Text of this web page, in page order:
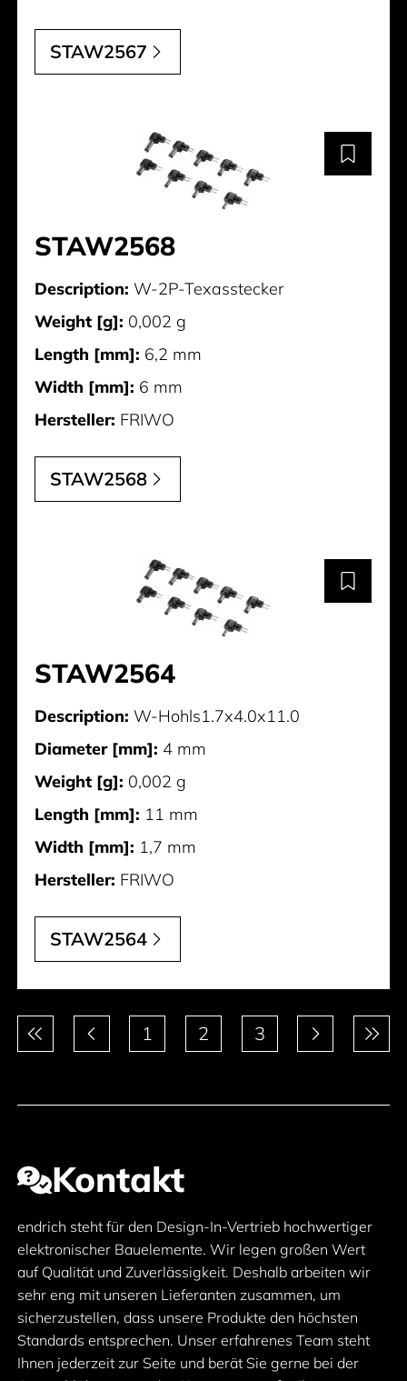
STAW2567
STAW2568
Description: W-2P-Texasstecker
Weight [g]: 0,002 g
Length [mm]: 6,2 mm
Width [mm]: 6 mm
Hersteller: FRIWO
STAW2568
STAW2564
Description: W-Hohls1.7x4.0x11.0
Diameter [mm]: 4 mm
Weight [g]: 0,002 g
Length [mm]: 11 mm
Width [mm]: 1,7 mm
Hersteller: FRIWO
STAW2564
Paginierung 1 2 3
Kontakt
endrich steht für den Design-In-Vertrieb hochwertiger
elektronischer Bauelemente. Wir legen großen Wert
auf Qualität und Zuverlässigkeit. Deshalb arbeiten wir
sehr eng mit unseren Lieferanten zusammen, um
sicherzustellen, dass unsere Produkte den höchsten
Standards entsprechen. Unser erfahrenes Team steht
Ihnen jederzeit zur Seite und berät Sie gerne bei der